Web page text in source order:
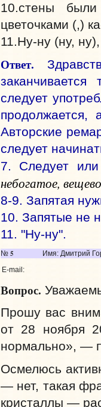
10.стены
цветочками (,)
11.Ну-ну (ну,
Ответ.
следует
продолжается,
Авторские
следует
7. Следует
небогатое,
8-9. Запятая
10. Запятые не
11. "Ну-ну".
№5
Имя: Дмитрий
E-mail:
Вопрос.
Прошу вас
от 28 ноября
нормально», —
Осмелюсь
— нет, такая
кристаллы —